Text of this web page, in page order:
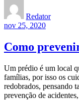
Redator
nov 25, 2020
Como
Um prédio é um local
famílias, por isso os
redobrados, pensando
prevenção de